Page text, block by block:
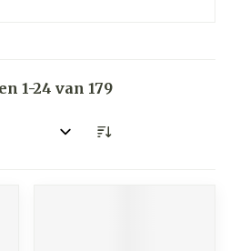
1-24 van 179